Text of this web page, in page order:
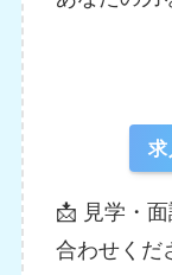
求
📩 見学・
合わせくだ